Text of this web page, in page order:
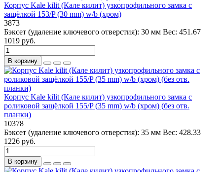
Корпус Kale kilit (Кале килит) узкопрофильного замка с
защёлкой 153/P (30 mm) w/b (хром)
3873
Бэксет (удаление ключевого отверстия): 30 мм Вес: 451.67
1019 руб.
В корзину
Корпус Kale kilit (Кале килит) узкопрофильного замка с
роликовой защёлкой 155/P (35 mm) w/b (хром) (без отв.
планки)
10378
Бэксет (удаление ключевого отверстия): 35 мм Вес: 428.33
1226 руб.
В корзину